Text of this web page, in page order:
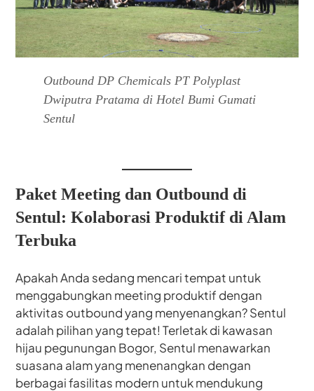
Outbound DP Chemicals PT Polyplast
Dwiputra Pratama di Hotel Bumi Gumati
Sentul
Paket Meeting dan Outbound di
Sentul: Kolaborasi Produktif di Alam
Terbuka
Apakah Anda sedang mencari tempat untuk
menggabungkan meeting produktif dengan
aktivitas outbound yang menyenangkan? Sentul
adalah pilihan yang tepat! Terletak di kawasan
hijau pegunungan Bogor, Sentul menawarkan
suasana alam yang menenangkan dengan
berbagai fasilitas modern untuk mendukung